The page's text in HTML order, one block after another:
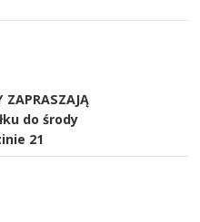
ZAPRASZAJĄ
do środy
21